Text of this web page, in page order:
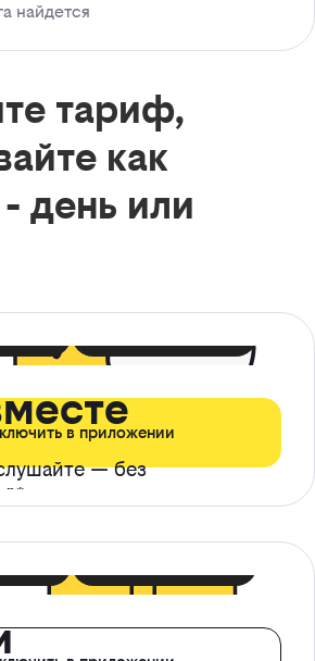
найдется
тариф,
как
день или
— без
в приложении